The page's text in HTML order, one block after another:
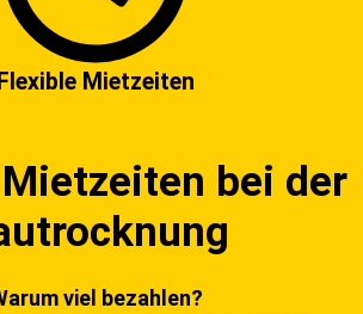
Flexible Mietzeiten
bei der
viel bezahlen?